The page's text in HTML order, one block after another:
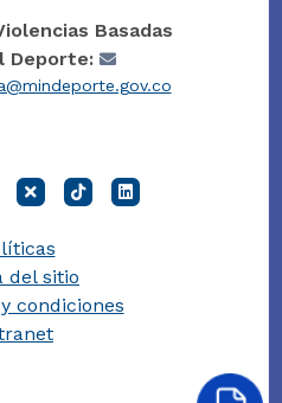
Basadas
Deporte:
del sitio
condiciones